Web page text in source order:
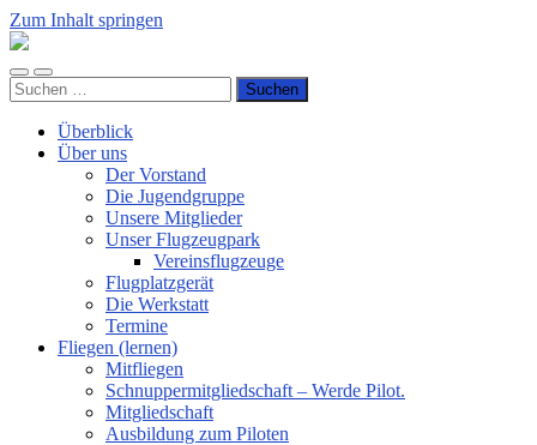
Zum Inhalt springen
Luftsportverein
e.V.
Mobile-
Menü
Suchfeld
ein-/ausblenden
Suchen
nach:
Überblick
Über uns
Der Vorstand
Die Jugendgruppe
Unsere Mitglieder
Unser Flugzeugpark
Vereinsflugzeuge
Flugplatzgerät
Die Werkstatt
Termine
Fliegen (lernen)
Mitfliegen
Schnuppermitgliedschaft – Werde Pilot.
Mitgliedschaft
Ausbildung zum Piloten